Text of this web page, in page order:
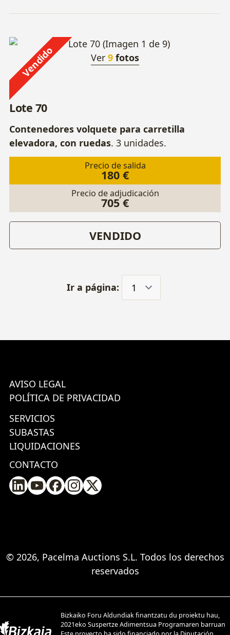
Vendido Ver 9 fotos
Lote 70
Contenedores volquete para carretilla
elevadora, con ruedas. 3 unidades.
Precio de salida
180 €
Precio de adjudicación
705 €
VENDIDO
Ir a página:
AVISO LEGAL
POLÍTICA DE PRIVACIDAD
SERVICIOS
SUBASTAS
LIQUIDACIONES
CONTACTO
© 2026, Pacelma Auctions S.L. Todos los derechos
reservados
Bizkaiko Foru Aldundiak finantzatu du proiektu hau,
2021eko Suspertze Adimentsua Programaren barruan